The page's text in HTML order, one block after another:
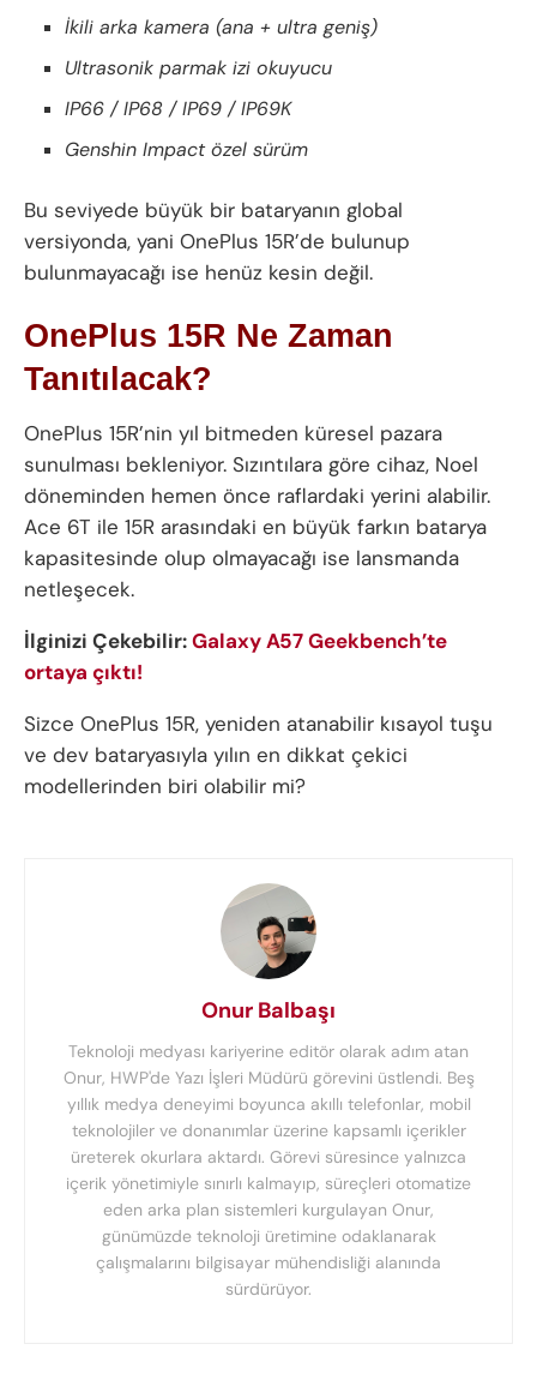
İkili arka kamera (ana + ultra geniş)
Ultrasonik parmak izi okuyucu
IP66 / IP68 / IP69 / IP69K
Genshin Impact özel sürüm
Bu seviyede büyük bir bataryanın global
versiyonda, yani OnePlus 15R’de bulunup
bulunmayacağı ise henüz kesin değil.
OnePlus 15R Ne Zaman
Tanıtılacak?
OnePlus 15R’nin yıl bitmeden küresel pazara
sunulması bekleniyor. Sızıntılara göre cihaz, Noel
döneminden hemen önce raflardaki yerini alabilir.
Ace 6T ile 15R arasındaki en büyük farkın batarya
kapasitesinde olup olmayacağı ise lansmanda
netleşecek.
İlginizi Çekebilir:Galaxy A57 Geekbench’te
ortaya çıktı!
Sizce OnePlus 15R, yeniden atanabilir kısayol tuşu
ve dev bataryasıyla yılın en dikkat çekici
modellerinden biri olabilir mi?
Onur Balbaşı
Teknoloji medyası kariyerine editör olarak adım atan
Onur, HWP'de Yazı İşleri Müdürü görevini üstlendi. Beş
yıllık medya deneyimi boyunca akıllı telefonlar, mobil
teknolojiler ve donanımlar üzerine kapsamlı içerikler
üreterek okurlara aktardı. Görevi süresince yalnızca
içerik yönetimiyle sınırlı kalmayıp, süreçleri otomatize
eden arka plan sistemleri kurgulayan Onur,
günümüzde teknoloji üretimine odaklanarak
çalışmalarını bilgisayar mühendisliği alanında
sürdürüyor.